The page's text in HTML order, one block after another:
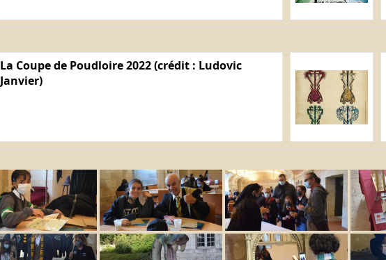
La Coupe de Poudloire 2022 (crédit : Ludovic
Janvier)